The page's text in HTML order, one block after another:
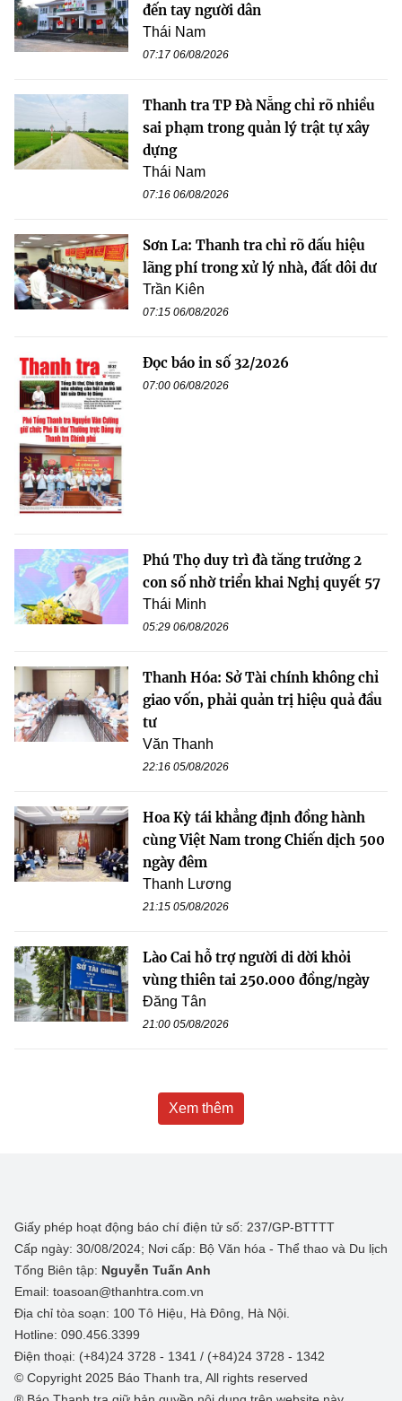
đến tay người dân
Thái Nam
07:17 06/08/2026
Thanh tra TP Đà Nẵng chỉ rõ nhiều
sai phạm trong quản lý trật tự xây
dựng
Thái Nam
07:16 06/08/2026
Sơn La: Thanh tra chỉ rõ dấu hiệu
lãng phí trong xử lý nhà, đất dôi dư
Trần Kiên
07:15 06/08/2026
Đọc báo in số 32/2026
07:00 06/08/2026
Phú Thọ duy trì đà tăng trưởng 2
con số nhờ triển khai Nghị quyết 57
Thái Minh
05:29 06/08/2026
Thanh Hóa: Sở Tài chính không chỉ
giao vốn, phải quản trị hiệu quả đầu
tư
Văn Thanh
22:16 05/08/2026
Hoa Kỳ tái khẳng định đồng hành
cùng Việt Nam trong Chiến dịch 500
ngày đêm
Thanh Lương
21:15 05/08/2026
Lào Cai hỗ trợ người di dời khỏi
vùng thiên tai 250.000 đồng/ngày
Đăng Tân
21:00 05/08/2026
Xem thêm
Giấy phép hoạt động báo chí điện tử số: 237/GP-BTTTT
Cấp ngày: 30/08/2024; Nơi cấp: Bộ Văn hóa - Thể thao và Du lịch
Tổng Biên tập: Nguyễn Tuấn Anh
Email: toasoan@thanhtra.com.vn
Địa chỉ tòa soạn: 100 Tô Hiệu, Hà Đông, Hà Nội.
Hotline: 090.456.3399
Điện thoại: (+84)24 3728 - 1341 / (+84)24 3728 - 1342
© Copyright 2025 Báo Thanh tra, All rights reserved